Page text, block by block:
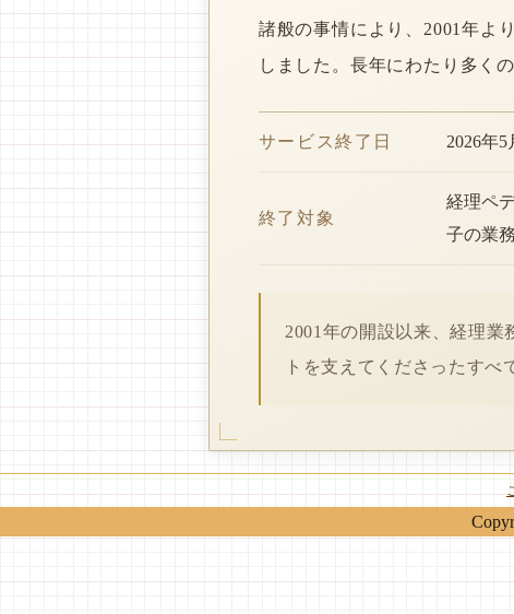
諸般の事情により、2001年よ
しました。長年にわたり多く
サービス終了日 2026年5
終了対象
経理ペ
子の業
2001年の開設以来、経理
トを支えてくださったすべ